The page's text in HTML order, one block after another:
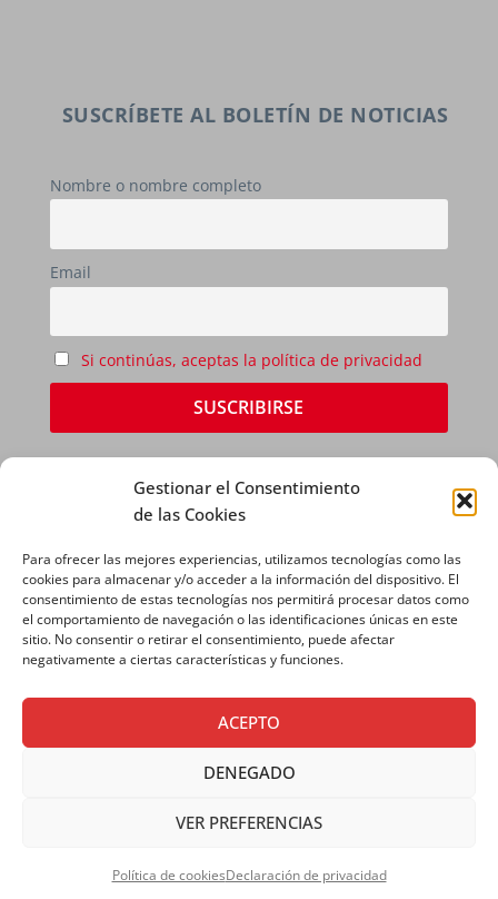
Gestionar el Consentimiento
de las Cookies
Para ofrecer las mejores experiencias, utilizamos tecnologías como las
cookies para almacenar y/o acceder a la información del dispositivo. El
consentimiento de estas tecnologías nos permitirá procesar datos como
el comportamiento de navegación o las identificaciones únicas en este
sitio. No consentir o retirar el consentimiento, puede afectar
negativamente a ciertas características y funciones.
ACEPTO
DENEGADO
VER PREFERENCIAS
Política de cookiesDeclaración de privacidad
SUSCRÍBETE AL BOLETÍN DE NOTICIAS
Nombre o nombre completo
Email
Si continúas, aceptas la política de privacidad
AVISO LEGAL|POLÍTICA DE PRIVACIDAD |
POLÍTICA DE COOKIES
Copyright © 2026 SALESIANOS COMUNICACIÓN